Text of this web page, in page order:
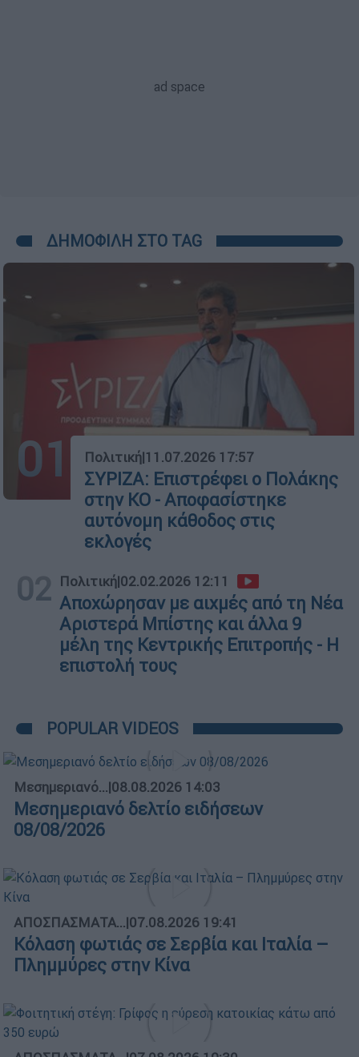
ΔΗΜΟΦΙΛΗ ΣΤΟ TAG
01 Πολιτική|11.07.2026 17:57
ΣΥΡΙΖΑ: Επιστρέφει ο Πολάκης
στην ΚΟ - Αποφασίστηκε
αυτόνομη κάθοδος στις
εκλογές
02 Πολιτική|02.02.2026 12:11
Αποχώρησαν με αιχμές από τη Νέα
Αριστερά Μπίστης και άλλα 9
μέλη της Κεντρικής Επιτροπής - Η
επιστολή τους
POPULAR VIDEOS
Μεσημεριανό...|08.08.2026 14:03
Μεσημεριανό δελτίο ειδήσεων
08/08/2026
ΑΠΟΣΠΑΣΜΑΤΑ...|07.08.2026 19:41
Κόλαση φωτιάς σε Σερβία και Ιταλία –
Πλημμύρες στην Κίνα